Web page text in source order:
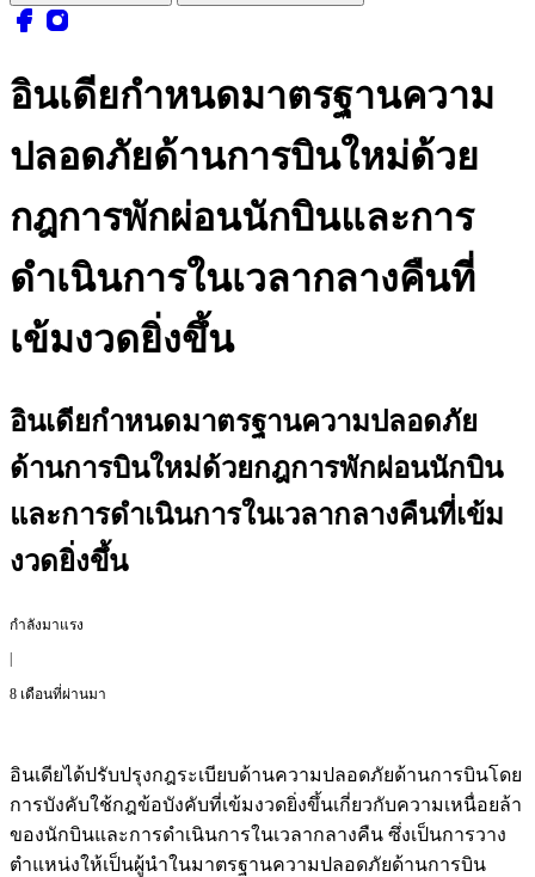
อินเดียกำหนดมาตรฐานความ
ปลอดภัยด้านการบินใหม่ด้วย
กฎการพักผ่อนนักบินและการ
ดำเนินการในเวลากลางคืนที่
เข้มงวดยิ่งขึ้น
อินเดียกำหนดมาตรฐานความปลอดภัย
ด้านการบินใหม่ด้วยกฎการพักผ่อนนักบิน
และการดำเนินการในเวลากลางคืนที่เข้ม
งวดยิ่งขึ้น
กำลังมาแรง
8 เดือนที่ผ่านมา
อินเดียได้ปรับปรุงกฎระเบียบด้านความปลอดภัยด้านการบินโดย
การบังคับใช้กฎข้อบังคับที่เข้มงวดยิ่งขึ้นเกี่ยวกับความเหนื่อยล้า
ของนักบินและการดำเนินการในเวลากลางคืน ซึ่งเป็นการวาง
ตำแหน่งให้เป็นผู้นำในมาตรฐานความปลอดภัยด้านการบิน